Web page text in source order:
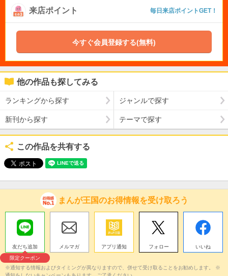
来店ポイント 毎日来店ポイントGET！
今すぐ会員登録する(無料)
他の作品も探してみる
ランキングから探す ジャンルで探す
新刊から探す テーマで探す
この作品を共有する
まんが王国のお得情報を受け取ろう
友だち追加
限定クーポン
メルマガ アプリ通知 フォロー いいね
※通知する情報およびタイミングが異なりますので、併せて受け取ることをお勧めします。 ※